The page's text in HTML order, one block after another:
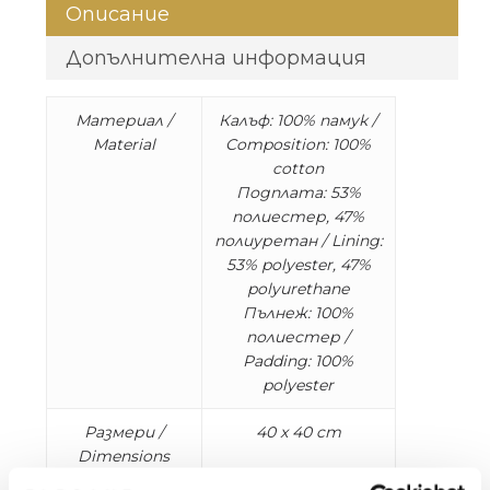
Описание
Допълнителна информация
Материал /
Material
Калъф: 100% памук /
Composition: 100%
cotton
Подплата: 53%
полиестер, 47%
полиуретан / Lining:
53% polyester, 47%
polyurethane
Пълнеж: 100%
полиестер /
Padding: 100%
polyester
Размери /
Dimensions
40 x 40 cm